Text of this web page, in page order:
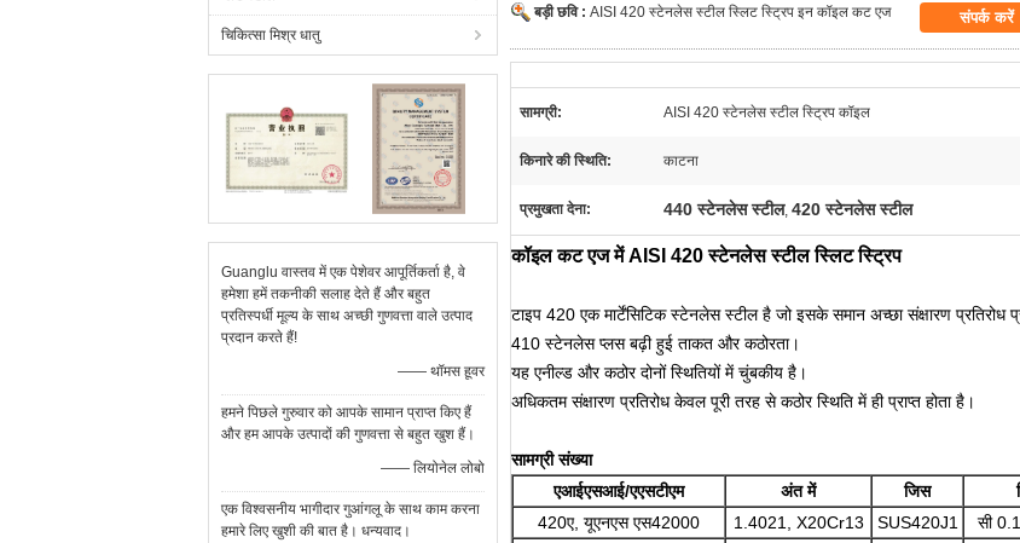
चिकित्सा मिश्र धातु
Guanglu वास्तव में एक पेशेवर आपूर्तिकर्ता है, वे
हमेशा हमें तकनीकी सलाह देते हैं और बहुत
प्रतिस्पर्धी मूल्य के साथ अच्छी गुणवत्ता वाले उत्पाद
प्रदान करते हैं!
—— थॉमस हूवर
हमने पिछले गुरुवार को आपके सामान प्राप्त किए हैं
और हम आपके उत्पादों की गुणवत्ता से बहुत खुश हैं।
—— लियोनेल लोबो
एक विश्वसनीय भागीदार गुआंगलू के साथ काम करना
हमारे लिए खुशी की बात है। धन्यवाद।
बड़ी छवि : AISI 420 स्टेनलेस स्टील स्लिट स्ट्रिप इन कॉइल कट एज संपर्क करें
सामग्री: AISI 420 स्टेनलेस स्टील स्ट्रिप कॉइल
किनारे की स्थिति: काटना
प्रमुखता देना: 440 स्टेनलेस स्टील, 420 स्टेनलेस स्टील
कॉइल कट एज में AISI 420 स्टेनलेस स्टील स्लिट स्ट्रिप
टाइप 420 एक मार्टेंसिटिक स्टेनलेस स्टील है जो इसके समान अच्छा संक्षारण प्रतिरोध
410 स्टेनलेस प्लस बढ़ी हुई ताकत और कठोरता।
यह एनील्ड और कठोर दोनों स्थितियों में चुंबकीय है।
अधिकतम संक्षारण प्रतिरोध केवल पूरी तरह से कठोर स्थिति में ही प्राप्त होता है।
सामग्री संख्या
एआईएसआई/एएसटीएम
अंत में जिस
420ए, यूएनएस एस42000
1.4021, X20Cr13 SUS420J1
सी